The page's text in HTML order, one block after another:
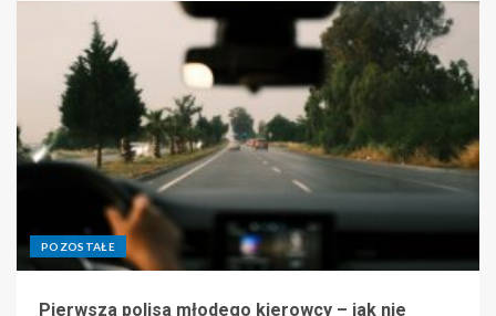
POZOSTAŁE
Pierwsza polisa młodego kierowcy – jak nie